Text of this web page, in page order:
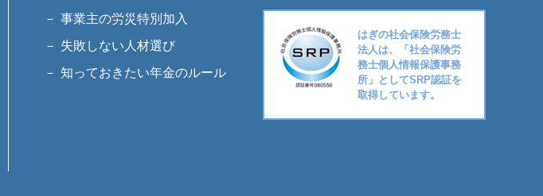
事業主の労災特別加入
失敗しない人材選び
知っておきたい年金のルール
はぎの社会保険労務士
法人は、「社会保険労
務士個人情報保護事務
所」としてSRP認証を
取得しています。